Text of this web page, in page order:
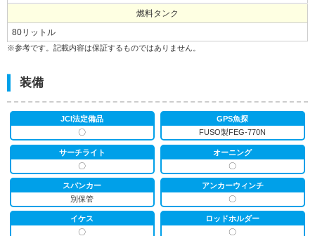
燃料タンク
80リットル
※参考です。記載内容は保証するものではありません。
装備
JCI法定備品
〇
GPS魚探
FUSO製FEG-770N
サーチライト
〇
オーニング
〇
スパンカー
別保管
アンカーウィンチ
〇
イケス
〇
ロッドホルダー
〇